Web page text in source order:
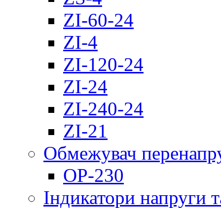
ZI-60-24
ZI-4
ZI-120-24
ZI-24
ZI-240-24
ZI-21
Обмежувач
OP-230
Індикатори напруги